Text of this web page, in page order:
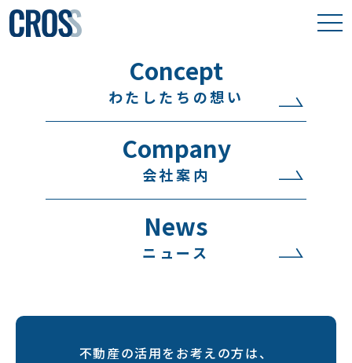
Concept
わたしたちの想い
Company
会社案内
News
ニュース
不動産の活用をお考えの方は、